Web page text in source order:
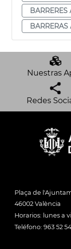
BARRERES
BARRERAS
Nuestras
Redes
Plaça de
46002 València
Horarios: lunes a
Teléfono: 963 52